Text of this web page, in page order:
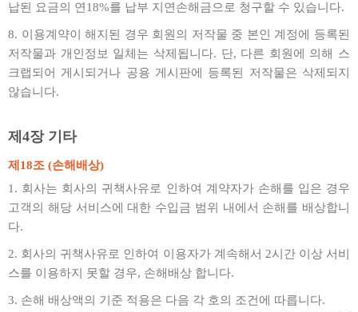
납된 요금의 연18%를 납부 지연손해금으로 청구할 수 있습니다.
8. 이용계약이 해지된 경우 회원의 저작물 중 본인 계정에 등록된
저작물과 개인정보 일체는 삭제됩니다. 단, 다른 회원에 의해 스
크랩되어 게시되거나 공용 게시판에 등록된 저작물은 삭제되지
않습니다.
제4장 기타
제18조 (손해배상)
1. 회사는 회사의 귀책사유로 인하여 계약자가 손해를 입은 경우
고객의 해당 서비스에 대한 수입금 범위 내에서 손해를 배상합니
다.
2. 회사의 귀책사유로 인하여 이용자가 계속해서 2시간 이상 서비
스를 이용하지 못할 경우, 손해배상 합니다.
3. 손해 배상액의 기준 적용은 다음 각 호의 조건에 따릅니다.